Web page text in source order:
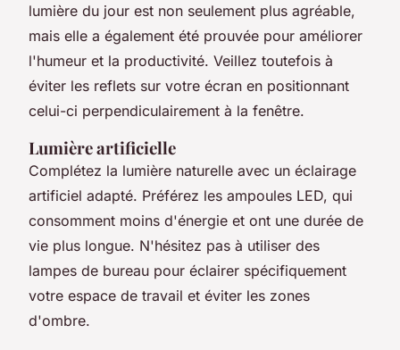
lumière du jour est non seulement plus agréable,
mais elle a également été prouvée pour améliorer
l'humeur et la productivité. Veillez toutefois à
éviter les reflets sur votre écran en positionnant
celui-ci perpendiculairement à la fenêtre.
Lumière artificielle
Complétez la lumière naturelle avec un éclairage
artificiel adapté. Préférez les ampoules LED, qui
consomment moins d'énergie et ont une durée de
vie plus longue. N'hésitez pas à utiliser des
lampes de bureau pour éclairer spécifiquement
votre espace de travail et éviter les zones
d'ombre.